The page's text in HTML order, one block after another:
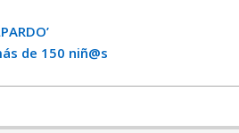
de 150 niñ@s